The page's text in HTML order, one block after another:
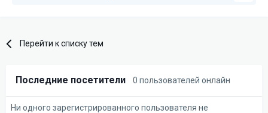
Перейти к списку тем
Последние посетители 0 пользователей онлайн
Ни одного зарегистрированного пользователя не